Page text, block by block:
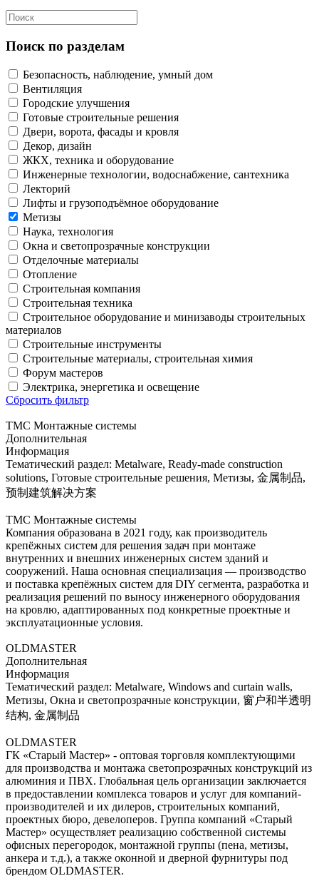
Поиск по разделам
Безопасность, наблюдение, умный дом
Вентиляция
Городские улучшения
Готовые строительные решения
Двери, ворота, фасады и кровля
Декор, дизайн
ЖКХ, техника и оборудование
Инженерные технологии, водоснабжение, сантехника
Лекторий
Лифты и грузоподъёмное оборудование
Метизы
Наука, технология
Окна и светопрозрачные конструкции
Отделочные материалы
Отопление
Строительная компания
Строительная техника
Строительное оборудование и минизаводы строительных
материалов
Строительные инструменты
Строительные материалы, строительная химия
Форум мастеров
Электрика, энергетика и освещение
Сбросить фильтр
ТМС Монтажные системы
Дополнительная
Информация
Тематический раздел: Metalware, Ready-made construction
solutions, Готовые строительные решения, Метизы, 金属制品,
预制建筑解决方案
ТМС Монтажные системы
Компания образована в 2021 году, как производитель
крепёжных систем для решения задач при монтаже
внутренних и внешних инженерных систем зданий и
сооружений. Наша основная специализация — производство
и поставка крепёжных систем для DIY сегмента, разработка и
реализация решений по выносу инженерного оборудования
на кровлю, адаптированных под конкретные проектные и
эксплуатационные условия.
OLDMASTER
Дополнительная
Информация
Тематический раздел: Metalware, Windows and curtain walls,
Метизы, Окна и светопрозрачные конструкции, 窗户和半透明
结构, 金属制品
OLDMASTER
ГК «Старый Мастер» - оптовая торговля комплектующими
для производства и монтажа светопрозрачных конструкций из
алюминия и ПВХ. Глобальная цель организации заключается
в предоставлении комплекса товаров и услуг для компаний-
производителей и их дилеров, строительных компаний,
проектных бюро, девелоперов. Группа компаний «Старый
Мастер» осуществляет реализацию собственной системы
офисных перегородок, монтажной группы (пена, метизы,
анкера и т.д.), а также оконной и дверной фурнитуры под
брендом OLDMASTER.